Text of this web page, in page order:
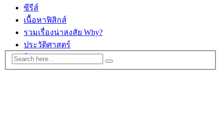
ซีรีส์
เนื้อหาฟิสิกส์
รวมเรื่องน่าสงสัย Why?
ประวัติศาสตร์
ติดต่อ